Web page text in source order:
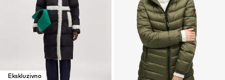
Ekskluzivno